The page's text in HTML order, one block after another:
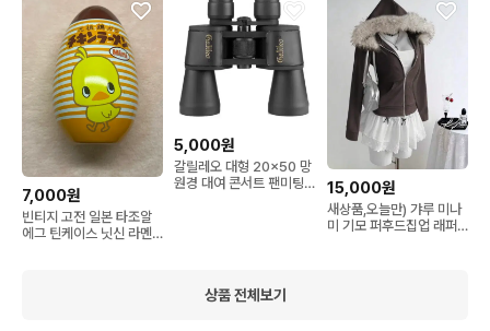
7,000원
빈티지 고전 일본 타조알
에그 틴케이스 닛신 라멘
5,000원
갈릴레오 대형 20x50 망
원경 대여 콘서트 팬미팅
15,000원
새상품,오늘만) 갸루 미나
미 기모 퍼후드집업 래퍼
상품 전체보기